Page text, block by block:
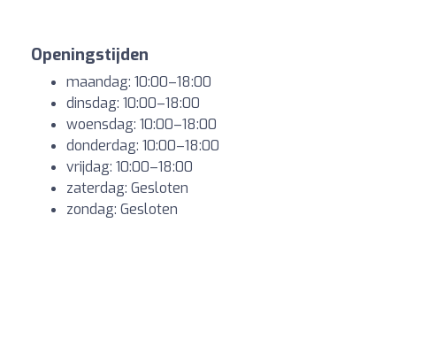
Openingstijden
maandag: 10:00–18:00
dinsdag: 10:00–18:00
woensdag: 10:00–18:00
donderdag: 10:00–18:00
vrijdag: 10:00–18:00
zaterdag: Gesloten
zondag: Gesloten